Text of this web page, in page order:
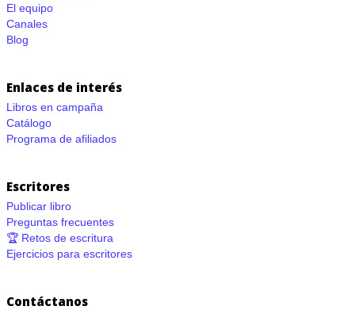
El equipo
Canales
Blog
Enlaces de interés
Libros en campaña
Catálogo
Programa de afiliados
Escritores
Publicar libro
Preguntas frecuentes
🏆 Retos de escritura
Ejercicios para escritores
Contáctanos